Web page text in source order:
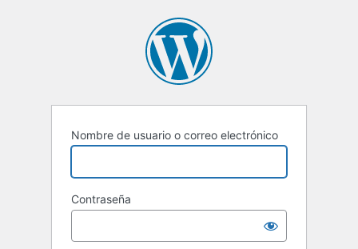
Nombre de usuario o correo electrónico
Contraseña